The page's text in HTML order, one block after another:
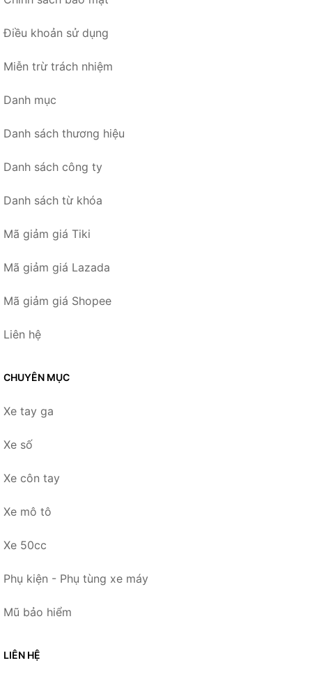
Điều khoản sử dụng
Miễn trừ trách nhiệm
Danh mục
Danh sách thương hiệu
Danh sách công ty
Danh sách từ khóa
Mã giảm giá Tiki
Mã giảm giá Lazada
Mã giảm giá Shopee
Liên hệ
CHUYÊN MỤC
Xe tay ga
Xe số
Xe côn tay
Xe mô tô
Xe 50cc
Phụ kiện - Phụ tùng xe máy
Mũ bảo hiểm
LIÊN HỆ